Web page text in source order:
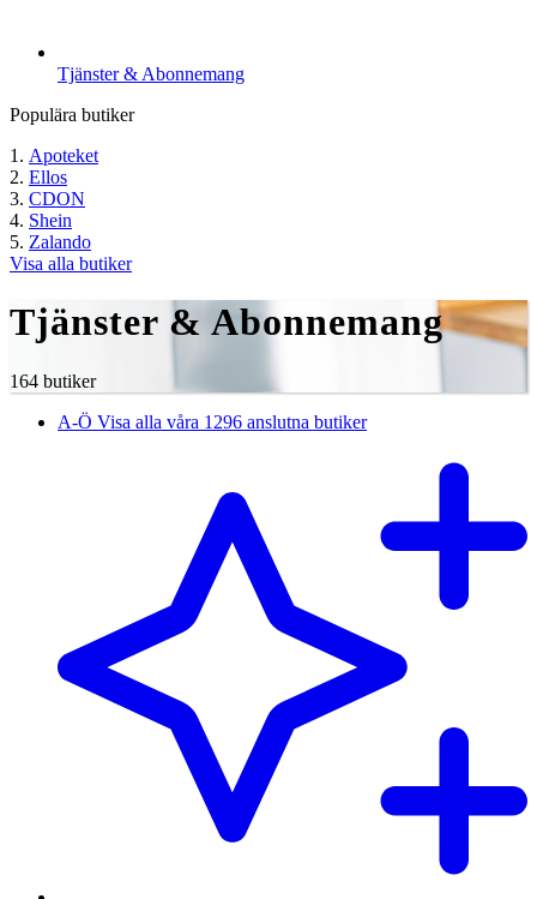
Tjänster & Abonnemang
Populära butiker
Apoteket
Ellos
CDON
Shein
Zalando
Visa alla butiker
Tjänster & Abonnemang
164 butiker
A-Ö Visa alla våra 1296 anslutna butiker